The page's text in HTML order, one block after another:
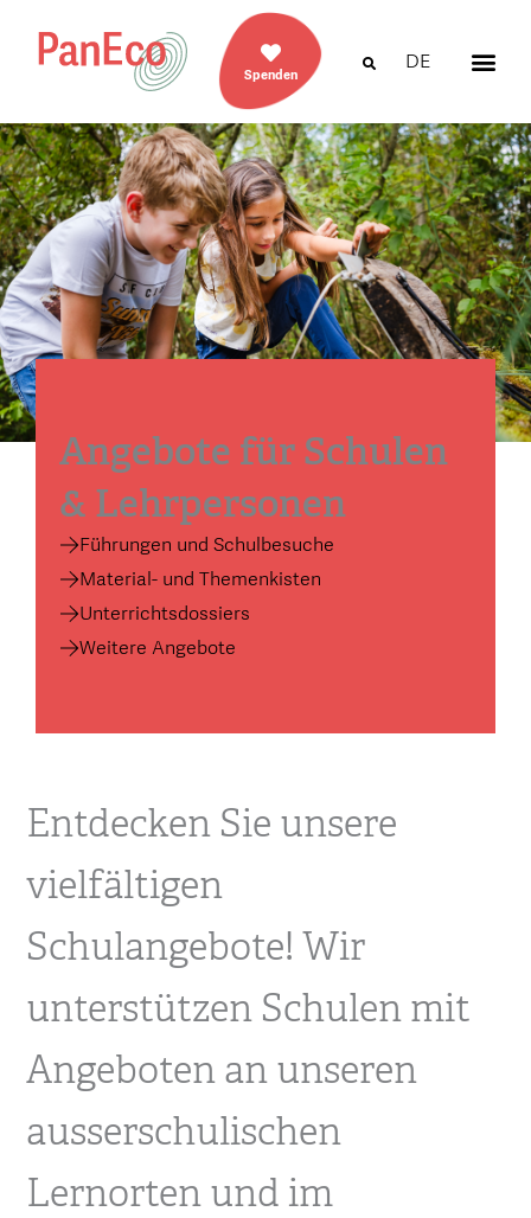
Spenden
DE
Angebote für Schulen
& Lehrpersonen
Führungen und Schulbesuche
Material- und Themenkisten
Unterrichtsdossiers
Weitere Angebote
Entdecken Sie unsere
vielfältigen
Schulangebote! Wir
unterstützen Schulen mit
Angeboten an unseren
ausserschulischen
Lernorten und im